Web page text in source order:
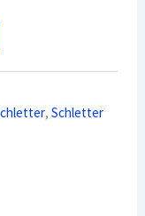
,Schletter